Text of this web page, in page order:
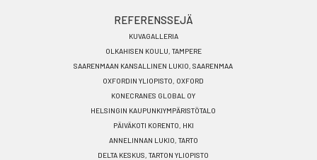
REFERENSSEJÄ
KUVAGALLERIA
OLKAHISEN KOULU, TAMPERE
SAARENMAAN KANSALLINEN LUKIO, SAARENMAA
OXFORDIN YLIOPISTO, OXFORD
KONECRANES GLOBAL OY
HELSINGIN KAUPUNKIYMPÄRISTÖTALO
PÄIVÄKOTI KORENTO, HKI
ANNELINNAN LUKIO, TARTO
DELTA KESKUS, TARTON YLIOPISTO